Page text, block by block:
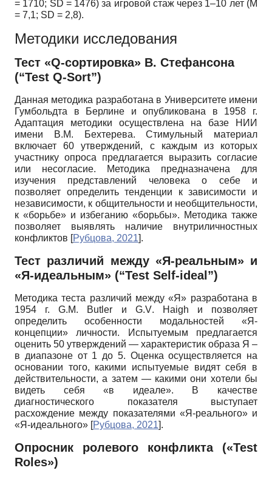
= 1710; SD = 1476) за игровой стаж через 1–10 лет (M
= 7,1; SD = 2,8).
Методики исследования
Тест «Q-сортировка» В. Стефансона
(“Test Q-Sort”)
Данная методика разработана в Университете имени
Гумбольдта в Берлине и опубликована в 1958 г.
Адаптация методики осуществлена на базе НИИ
имени В.М. Бехтерева. Стимульный материал
включает 60 утверждений, с каждым из которых
участнику опроса предлагается выразить согласие
или несогласие. Методика предназначена для
изучения представлений человека о себе и
позволяет определить тенденции к зависимости и
независимости, к общительности и необщительности,
к «борьбе» и избеганию «борьбы». Методика также
позволяет выявлять наличие внутриличностных
конфликтов [Рубцова, 2021].
Тест различий между «Я-реальным» и
«Я-идеальным» (“Test Self-ideal”)
Методика теста различий между «Я» разработана в
1954 г.G.M. Butler и G.V. Haigh и позволяет
определить особенности модальностей «Я-
концепции» личности. Испытуемым предлагается
оценить 50 утверждений — характеристик образа Я –
в диапазоне от 1 до 5. Оценка осуществляется на
основании того, какими испытуемые видят себя в
действительности, а затем — какими они хотели бы
видеть себя «в идеале». В качестве
диагностического показателя выступает
расхождение между показателями «Я-реального» и
«Я-идеального» [Рубцова, 2021].
Опросник ролевого конфликта («Test
Roles»)